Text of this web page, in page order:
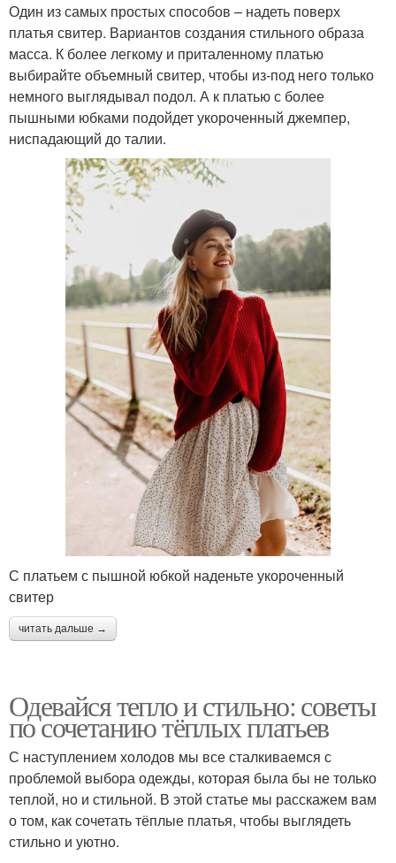
Один из самых простых способов – надеть поверх
платья свитер. Вариантов создания стильного образа
масса. К более легкому и приталенному платью
выбирайте объемный свитер, чтобы из-под него только
немного выглядывал подол. А к платью с более
пышными юбками подойдет укороченный джемпер,
ниспадающий до талии.
С платьем с пышной юбкой наденьте укороченный
свитер
читать дальше →
Одевайся тепло и стильно: советы
по сочетанию тёплых платьев
С наступлением холодов мы все сталкиваемся с
проблемой выбора одежды, которая была бы не только
теплой, но и стильной. В этой статье мы расскажем вам
о том, как сочетать тёплые платья, чтобы выглядеть
стильно и уютно.